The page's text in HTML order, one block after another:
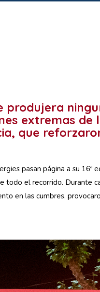
produjera
extremas
que
pasan página a su
el recorrido. Durante
en las cumbres,